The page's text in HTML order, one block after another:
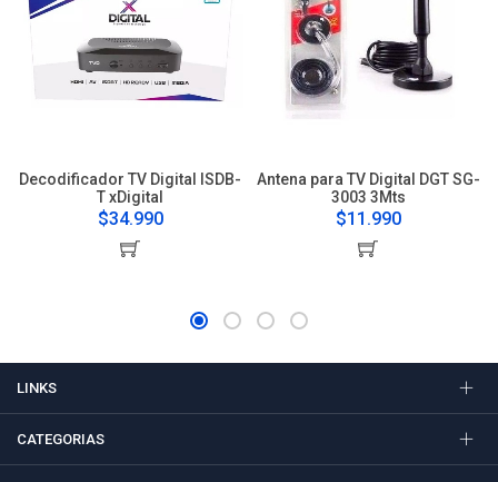
Decodificador TV Digital ISDB-
T xDigital
$34.990
Antena para TV Digital DGT SG-
3003 3Mts
$11.990
LINKS
CATEGORIAS